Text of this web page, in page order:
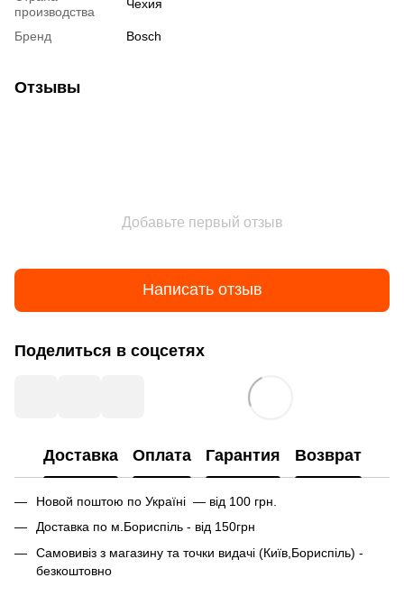
производства
Чехия
Бренд Bosch
Отзывы
Добавьте первый отзыв
Написать отзыв
Поделиться в соцсетях
Доставка Оплата Гарантия Возврат
Новой поштою по Україні — від 100 грн.
Доставка по м.Бориспіль - від 150грн
Самовивіз з магазину та точки видачі (Київ,Бориспіль) -
безкоштовно